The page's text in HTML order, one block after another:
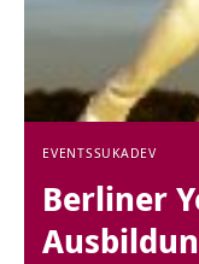
EVENTSSUKADEV
Berliner